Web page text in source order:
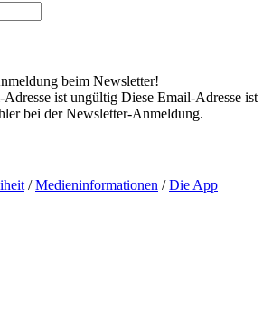
beim Newsletter!
ist ungültig Diese Email-Adresse ist
bei der Newsletter-Anmeldung.
/Medieninformationen /Die App